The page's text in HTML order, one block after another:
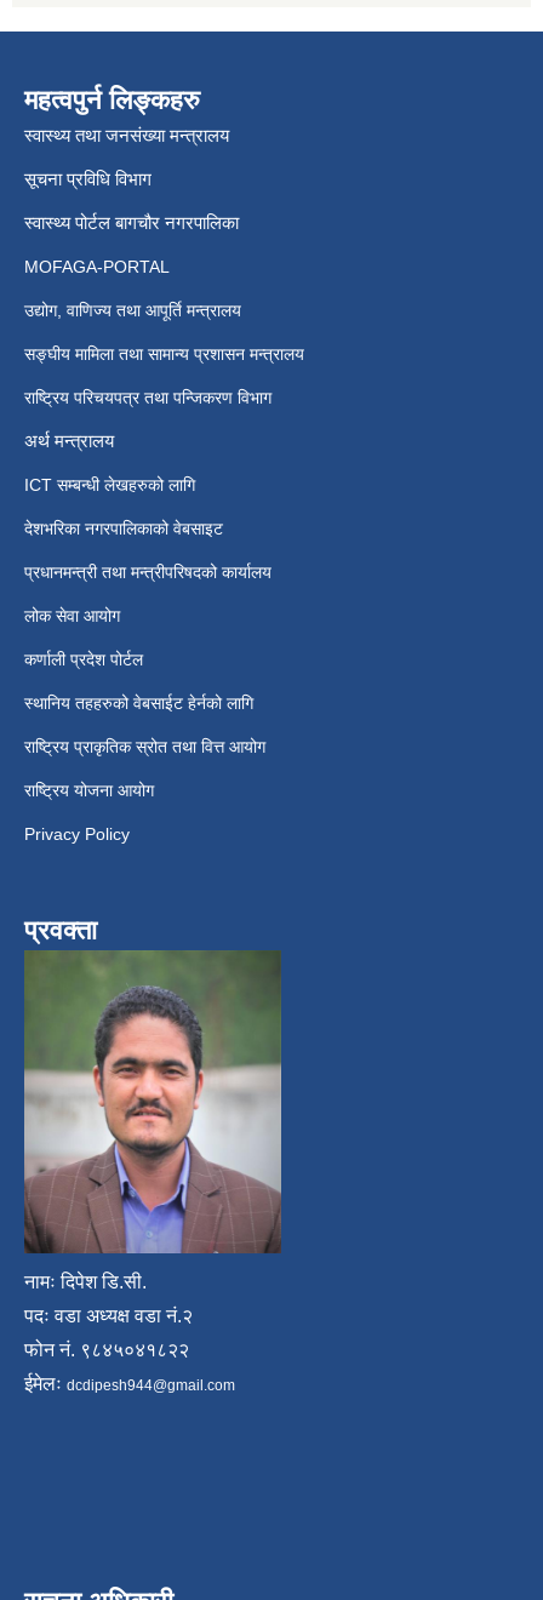
महत्वपुर्न लिङ्कहरु
स्वास्थ्य तथा जनसंख्या मन्त्रालय
सूचना प्रविधि विभाग
स्वास्थ्य पोर्टल बागचौर नगरपालिका
MOFAGA-PORTAL
उद्योग, वाणिज्य तथा आपूर्ति मन्त्रालय
सङ्घीय मामिला तथा सामान्य प्रशासन मन्त्रालय
राष्ट्रिय परिचयपत्र तथा पन्जिकरण विभाग
अर्थ मन्त्रालय
ICT सम्बन्धी लेखहरुको लागि
देशभरिका नगरपालिकाको वेबसाइट
प्रधानमन्त्री तथा मन्त्रीपरिषदको कार्यालय
लोक सेवा आयोग
कर्णाली प्रदेश पोर्टल
स्थानिय तहहरुको वेबसाईट हेर्नको लागि
राष्ट्रिय प्राकृतिक स्रोत तथा वित्त आयोग
राष्ट्रिय योजना आयोग
Privacy Policy
प्रवक्ता
नामः दिपेश डि.सी.
पदः वडा अध्यक्ष वडा नं.२
फोन नं. ९८४५०४१८२२
ईमेलः dcdipesh944@gmail.com